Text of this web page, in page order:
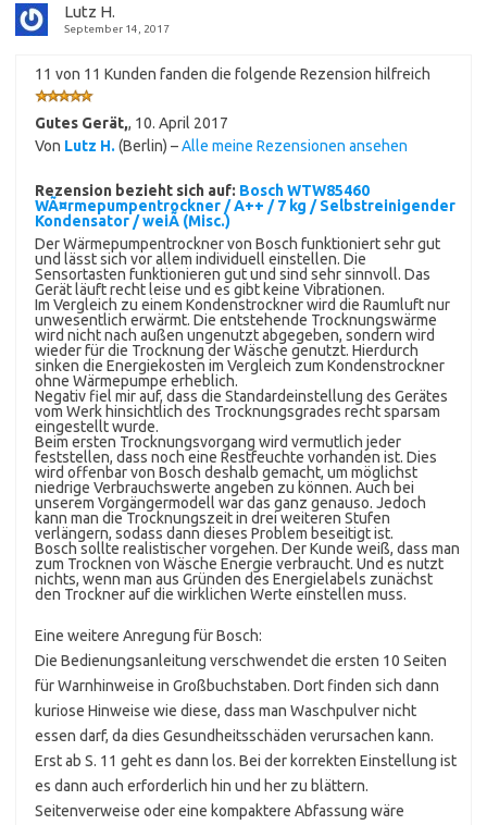
Lutz H.
September 14, 2017
11 von 11 Kunden fanden die folgende Rezension hilfreich
Gutes Gerät,, 10. April 2017
Von Lutz H. (Berlin) –Alle meine Rezensionen ansehen
Rezension bezieht sich auf: Bosch WTW85460
WÃ¤rmepumpentrockner / A++ / 7 kg / Selbstreinigender
Kondensator / weiÃ (Misc.)
Der Wärmepumpentrockner von Bosch funktioniert sehr gut
und lässt sich vor allem individuell einstellen. Die
Sensortasten funktionieren gut und sind sehr sinnvoll. Das
Gerät läuft recht leise und es gibt keine Vibrationen.
Im Vergleich zu einem Kondenstrockner wird die Raumluft nur
unwesentlich erwärmt. Die entstehende Trocknungswärme
wird nicht nach außen ungenutzt abgegeben, sondern wird
wieder für die Trocknung der Wäsche genutzt. Hierdurch
sinken die Energiekosten im Vergleich zum Kondenstrockner
ohne Wärmepumpe erheblich.
Negativ fiel mir auf, dass die Standardeinstellung des Gerätes
vom Werk hinsichtlich des Trocknungsgrades recht sparsam
eingestellt wurde.
Beim ersten Trocknungsvorgang wird vermutlich jeder
feststellen, dass noch eine Restfeuchte vorhanden ist. Dies
wird offenbar von Bosch deshalb gemacht, um möglichst
niedrige Verbrauchswerte angeben zu können. Auch bei
unserem Vorgängermodell war das ganz genauso. Jedoch
kann man die Trocknungszeit in drei weiteren Stufen
verlängern, sodass dann dieses Problem beseitigt ist.
Bosch sollte realistischer vorgehen. Der Kunde weiß, dass man
zum Trocknen von Wäsche Energie verbraucht. Und es nutzt
nichts, wenn man aus Gründen des Energielabels zunächst
den Trockner auf die wirklichen Werte einstellen muss.
Eine weitere Anregung für Bosch:
Die Bedienungsanleitung verschwendet die ersten 10 Seiten
für Warnhinweise in Großbuchstaben. Dort finden sich dann
kuriose Hinweise wie diese, dass man Waschpulver nicht
essen darf, da dies Gesundheitsschäden verursachen kann.
Erst ab S. 11 geht es dann los. Bei der korrekten Einstellung ist
es dann auch erforderlich hin und her zu blättern.
Seitenverweise oder eine kompaktere Abfassung wäre